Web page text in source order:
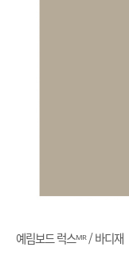
예림보드 럭스ᴹᴿ / 바디재